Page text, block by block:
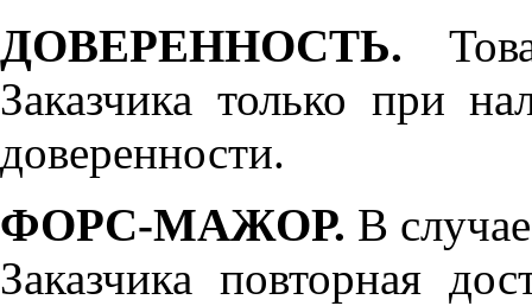
ДОВЕРЕННОСТЬ.
Заказчика только при
доверенности.
ФОРС-МАЖОР. В
Заказчика повторная